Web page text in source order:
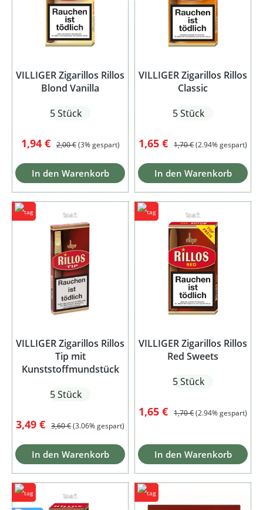
VILLIGER Zigarillos Rillos
Blond Vanilla
5 Stück
Verkaufspreis:
1,94 € Regulärer Preis:
2,00 € (3% gespart)
In den Warenkorb
VILLIGER Zigarillos Rillos
Classic
5 Stück
Verkaufspreis:
1,65 € Regulärer Preis:
1,70 €(2.94% gespart)
In den Warenkorb
VILLIGER Zigarillos Rillos
Tip mit
Kunststoffmundstück
5 Stück
Verkaufspreis:
3,49 € Regulärer Preis:
3,60 €(3.06% gespart)
In den Warenkorb
VILLIGER Zigarillos Rillos
Red Sweets
5 Stück
Verkaufspreis:
1,65 € Regulärer Preis:
1,70 €(2.94% gespart)
In den Warenkorb